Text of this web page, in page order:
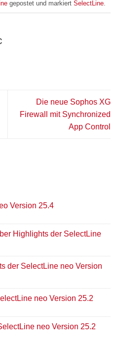
gepostet und markiert SelectLine.
Die neue Sophos XG
Firewall mit Synchronized
App Control
Version 25.4
Highlights der SelectLine
der SelectLine neo Version
neo Version 25.2
neo Version 25.2